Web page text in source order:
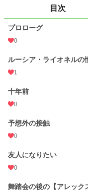
更新日時
初回完結日時
週間ポイント 63 pt (41,753 位)
月間ポイント
年間ポイント 5,437 pt (44,124
目次
プロローグ
0
ルーシア・ライオネルの
1
十年前
0
予想外の接触
0
友人になりたい
0
舞踏会の後の【アレック